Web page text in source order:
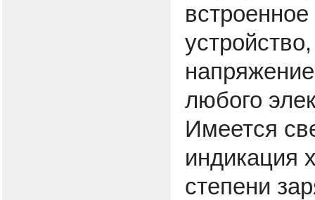
любого
Имеется
индикация
степени